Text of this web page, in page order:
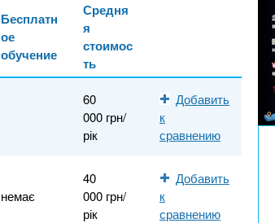
Бесплатн
ое
обучение
Средня
я
стоимос
ть
60
000 грн/
рік
Добавить
к
сравнению
немає
40
000 грн/
рік
Добавить
к
сравнению